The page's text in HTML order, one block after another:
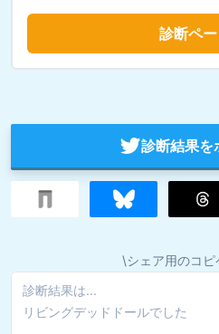
診断ペ
診断結果を
\シェア用のコ